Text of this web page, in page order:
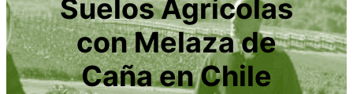
Suelos Agrícolas
con Melaza de
Caña en Chile